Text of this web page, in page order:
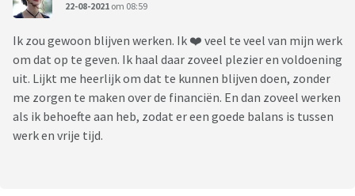
22-08-2021 om 08:59
Ik zou gewoon blijven werken. Ik ❤️ veel te veel van mijn werk
om dat op te geven. Ik haal daar zoveel plezier en voldoening
uit. Lijkt me heerlijk om dat te kunnen blijven doen, zonder
me zorgen te maken over de financiën. En dan zoveel werken
als ik behoefte aan heb, zodat er een goede balans is tussen
werk en vrije tijd.